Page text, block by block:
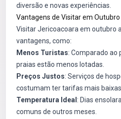
diversão e novas experiências.
Vantagens de Visitar em Outubro
Visitar Jericoacoara em outubro
vantagens, como:
Menos Turistas: Comparado ao
praias estão menos lotadas.
Preços Justos: Serviços de
costumam ter tarifas mais baixas.
Temperatura Ideal : Dias
comuns de outros meses.